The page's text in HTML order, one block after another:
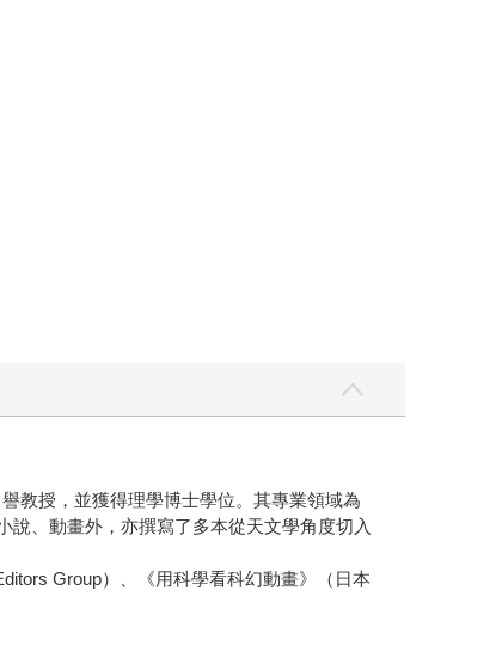
教授，並獲得理學博士學位。其專業領域為
、動畫外，亦撰寫了多本從天文學角度切入
Group）、《用科學看科幻動畫》（日本